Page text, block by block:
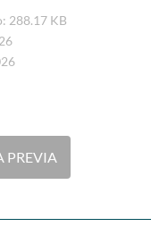
288.17 KB
PREVIA